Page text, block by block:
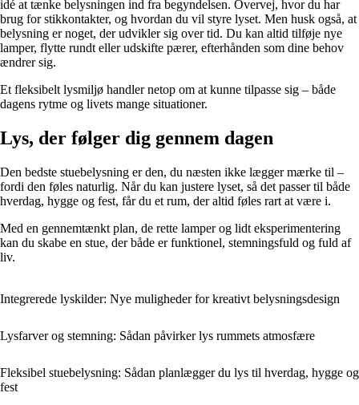
idé at tænke belysningen ind fra begyndelsen. Overvej, hvor du har
brug for stikkontakter, og hvordan du vil styre lyset. Men husk også, at
belysning er noget, der udvikler sig over tid. Du kan altid tilføje nye
lamper, flytte rundt eller udskifte pærer, efterhånden som dine behov
ændrer sig.
Et fleksibelt lysmiljø handler netop om at kunne tilpasse sig – både
dagens rytme og livets mange situationer.
Lys, der følger dig gennem dagen
Den bedste stuebelysning er den, du næsten ikke lægger mærke til –
fordi den føles naturlig. Når du kan justere lyset, så det passer til både
hverdag, hygge og fest, får du et rum, der altid føles rart at være i.
Med en gennemtænkt plan, de rette lamper og lidt eksperimentering
kan du skabe en stue, der både er funktionel, stemningsfuld og fuld af
liv.
Integrerede lyskilder: Nye muligheder for kreativt belysningsdesign
Lysfarver og stemning: Sådan påvirker lys rummets atmosfære
Fleksibel stuebelysning: Sådan planlægger du lys til hverdag, hygge og
fest